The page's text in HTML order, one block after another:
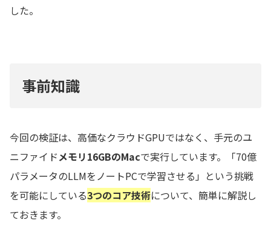
した。
事前知識
今回の検証は、高価なクラウドGPUではなく、手元のユ
ニファイドメモリ16GBのMacで実行しています。「70億
パラメータのLLMをノートPCで学習させる」という挑戦
を可能にしている3つのコア技術について、簡単に解説し
ておきます。